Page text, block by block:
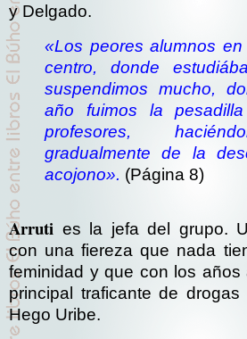
y Delgado.
«Los peores alumnos
centro, donde
suspendimos mucho,
año fuimos la
profesores,
gradualmente de la
acojono». (Página 8)
Arruti es la jefa del grupo.
con una fiereza que nada
feminidad y que con los
principal traficante de
Hego Uribe.